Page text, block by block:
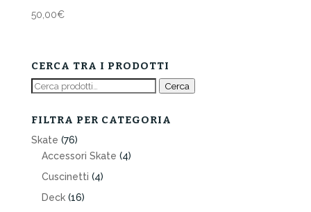
50,00€
CERCA TRA I PRODOTTI
Cerca: Cerca
FILTRA PER CATEGORIA
Skate (76)
Accessori Skate (4)
Cuscinetti (4)
Deck (16)